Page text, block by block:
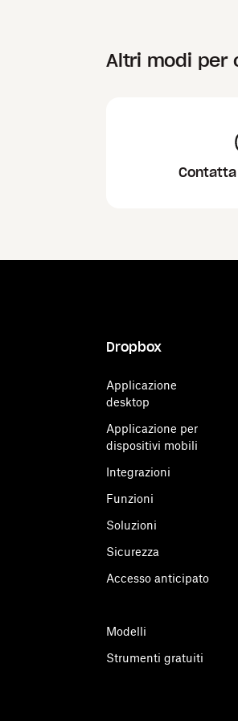
Altri modi per
Dropbox
Applicazione
desktop
Applicazione per
dispositivi mobili
Integrazioni
Funzioni
Soluzioni
Sicurezza
Accesso anticipato
Modelli
Strumenti gratuiti